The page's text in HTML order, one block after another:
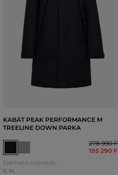
KABÁT PEAK PERFORMANCE M
TREELINE DOWN PARKA
278 990
195 290
Elérhető méretek:
S, XL